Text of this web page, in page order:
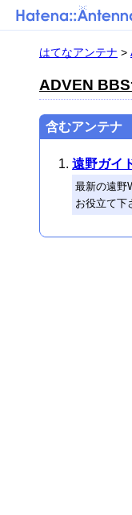
はてなアンテナ >
ADVEN
含むアンテナ
遠野ガイ
最新の遠野
お役立て